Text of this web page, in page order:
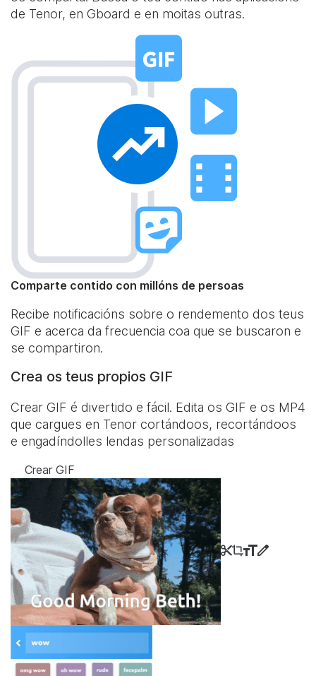
de Tenor, en Gboard e en moitas outras.
Comparte contido con millóns de persoas
Recibe notificacións sobre o rendemento dos teus
GIF e acerca da frecuencia coa que se buscaron e
se compartiron.
Crea os teus propios GIF
Crear GIF é divertido e fácil. Edita os GIF e os MP4
que cargues en Tenor cortándoos, recortándoos
e engadíndolles lendas personalizadas
Crear GIF